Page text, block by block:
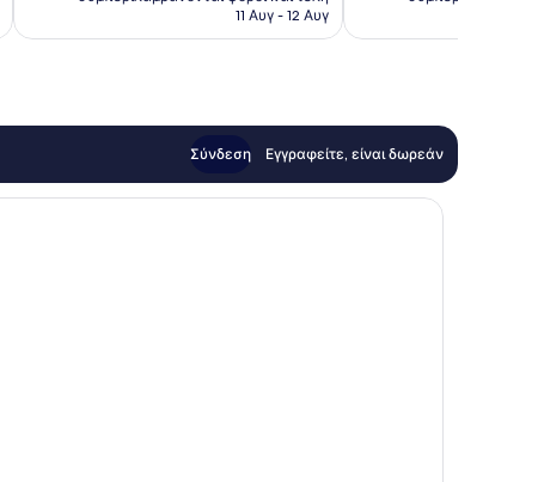
είναι
11 Αυγ - 12 Αυγ
Σύνδεση Εγγραφείτε, είναι δωρεάν